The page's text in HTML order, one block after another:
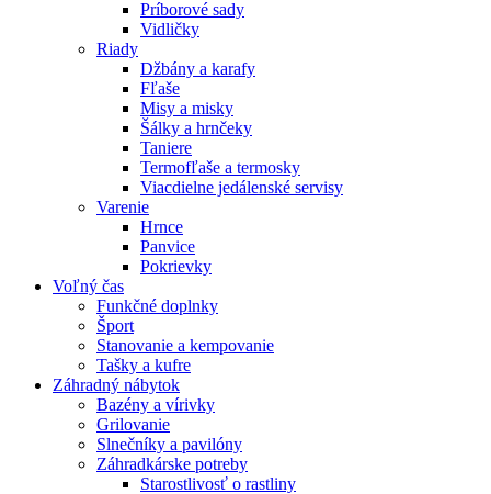
Príborové sady
Vidličky
Riady
Džbány a karafy
Fľaše
Misy a misky
Šálky a hrnčeky
Taniere
Termofľaše a termosky
Viacdielne jedálenské servisy
Varenie
Hrnce
Panvice
Pokrievky
Voľný čas
Funkčné doplnky
Šport
Stanovanie a kempovanie
Tašky a kufre
Záhradný nábytok
Bazény a vírivky
Grilovanie
Slnečníky a pavilóny
Záhradkárske potreby
Starostlivosť o rastliny